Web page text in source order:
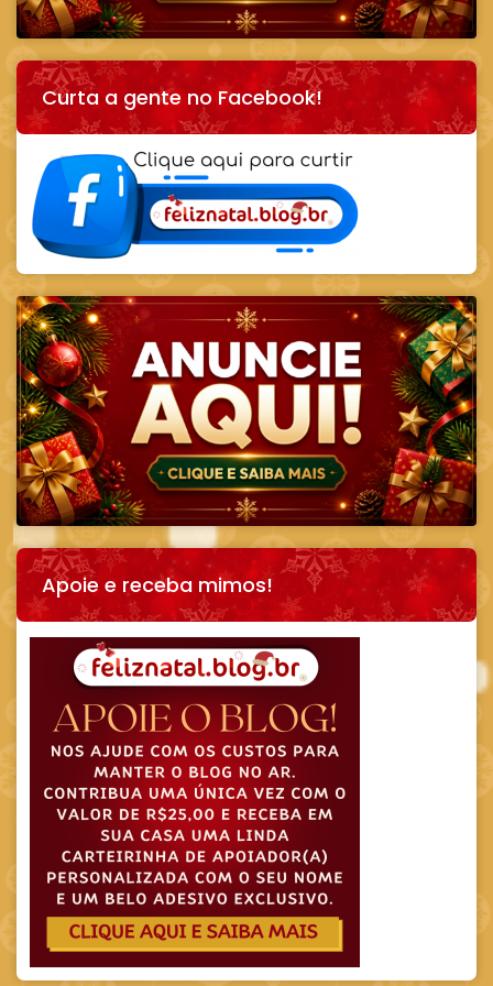
Curta a gente no Facebook!
Apoie e receba mimos!